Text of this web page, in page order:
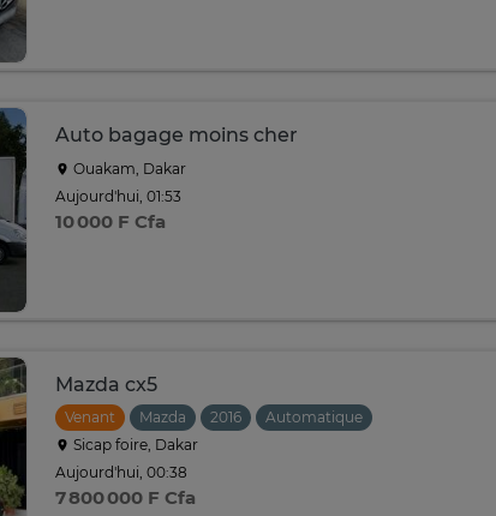
Auto bagage moins cher
Ouakam, Dakar
Aujourd'hui, 01:53
10 000 F Cfa
Mazda cx5
Venant Mazda 2016
Automatique
Sicap foire, Dakar
Aujourd'hui, 00:38
7 800 000 F Cfa